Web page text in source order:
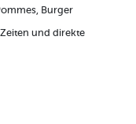
Burger
und direkte